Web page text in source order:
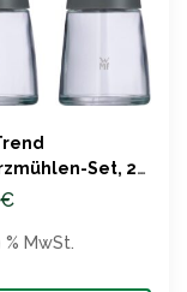
Set, 2-
€
MwSt.